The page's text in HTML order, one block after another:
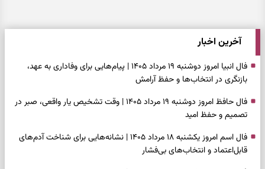
آخرین اخبار
فال انبیا امروز دوشنبه ۱۹ مرداد ۱۴۰۵ | پیام‌هایی برای وفاداری به عهد،
بازنگری در انتخاب‌ها و حفظ آرامش
فال حافظ امروز دوشنبه ۱۹ مرداد ۱۴۰۵ | وقت تشخیص یار واقعی، صبر در
تصمیم و حفظ امید
فال اسم امروز یکشنبه ۱۸ مرداد ۱۴۰۵ | نشانه‌هایی برای شناخت آدم‌های
قابل‌اعتماد و انتخاب‌های بی‌فشار